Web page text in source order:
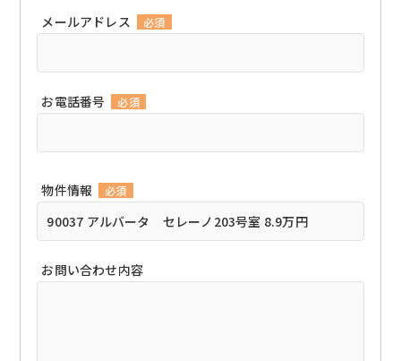
メールアドレス 必須
お電話番号 必須
物件情報 必須
お問い合わせ内容